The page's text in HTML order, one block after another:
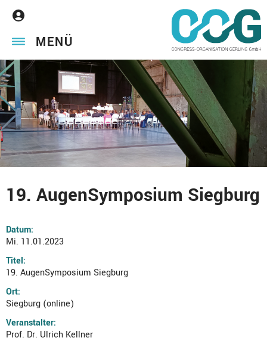
MENÜ
19. AugenSymposium Siegburg
Datum:
Mi. 11.01.2023
Titel:
19. AugenSymposium Siegburg
Ort:
Siegburg (online)
Veranstalter:
Prof. Dr. Ulrich Kellner